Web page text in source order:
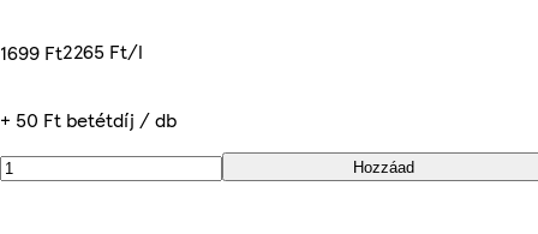
1699 Ft2265 Ft/l
+ 50 Ft betétdíj / db
Hozzáad